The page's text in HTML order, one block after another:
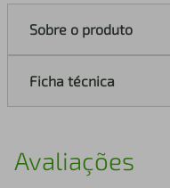
Sobre o produto
Ficha técnica
Avaliações